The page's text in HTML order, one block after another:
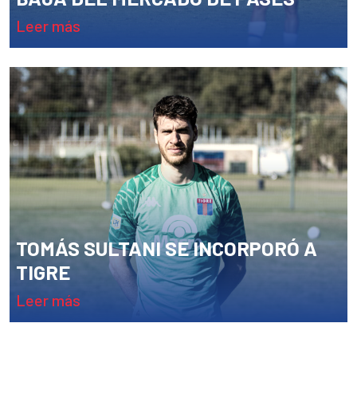
leer más
TOMÁS SULTANI SE INCORPORÓ A
TIGRE
leer más